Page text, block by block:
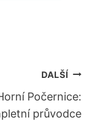
DALŠÍ
Počernice:
průvodce